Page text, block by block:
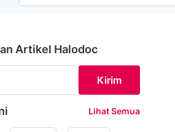
Artikel Halodoc
Kirim
Lihat Semua